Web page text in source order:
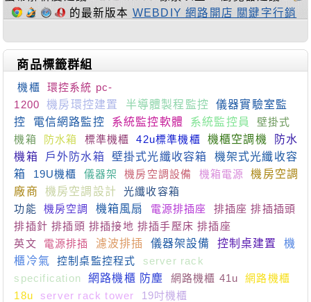
的最新版本 WEBDIY 網路開店 關鍵字行銷
商品標籤群組
機櫃
環控系統 pc-
1200
機房環控建置 半導體製程監控
儀器實驗室監
控
電信網路監控 系統監控軟體 系統監控員
壁掛式
機箱
防水箱 標準機櫃 42u標準機櫃 機櫃空調機
防水
機箱
戶外防水箱 壁掛式光纖收容箱
機架式光纖收容
箱
19U機櫃 儀器架 機房空調設備 機箱電源
機房空調
廠商
機房空調設計
光纖收容箱
功能
機房空調 機箱風扇 電源排插座
排插座 排插插頭
排插針 排插頭 排插接地 排插手壓床 排插座
英文
電源排插 濾波排插 儀器架設備 控制桌建置
機
櫃冷氣
控制桌監控程式
server rack
specification
網路機櫃 防塵 網路機櫃 41u
網路機櫃
18u
server rack tower
19吋機櫃